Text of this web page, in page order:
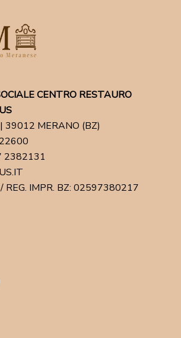
CENTRO RESTAURO
39012 MERANO (BZ)
2382131
REG. IMPR. BZ: 02597380217